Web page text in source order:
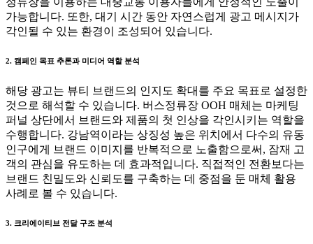
가능합니다. 또한, 대기 시간 동안 자연스럽게 광고 메시지가
각인될 수 있는 환경이 조성되어 있습니다.
2. 캠페인 목표 추론과 미디어 역할 분석
해당 광고는 뷰티 브랜드의 인지도 확대를 주요 목표로 설정한
것으로 해석할 수 있습니다. 버스정류장 OOH 매체는 마케팅
퍼널 상단에서 브랜드와 제품의 첫 인상을 각인시키는 역할을
수행합니다. 강남역이라는 상징성 높은 위치에서 다수의 유동
인구에게 브랜드 이미지를 반복적으로 노출함으로써, 잠재 고
객의 관심을 유도하는 데 효과적입니다. 직접적인 전환보다는
브랜드 친밀도와 신뢰도를 구축하는 데 중점을 둔 매체 활용
사례로 볼 수 있습니다.
3. 크리에이티브 전달 구조 분석